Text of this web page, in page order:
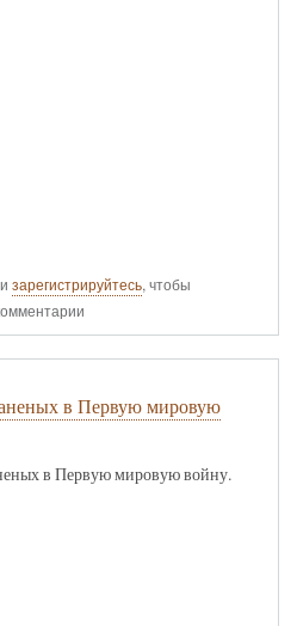
зарегистрируйтесь, чтобы
в Первую мировую
в Первую мировую войну.